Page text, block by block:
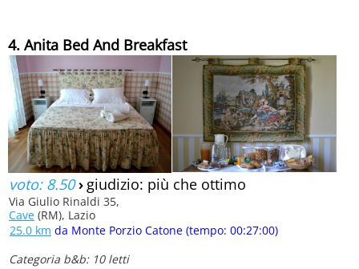
4. Anita Bed And Breakfast
voto: 8.50› giudizio: più che ottimo
Via Giulio Rinaldi 35,
Cave (RM), Lazio
25.0 km da Monte Porzio Catone (tempo: 00:27:00)
Categoria b&b: 10 letti